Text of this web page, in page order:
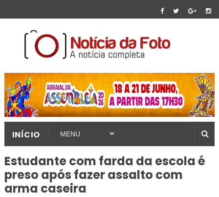
INÍCIO
Estudante com farda da escola é
preso após fazer assalto com
arma caseira